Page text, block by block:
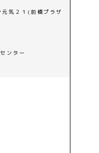
気２１(前橋プラザ
ンター